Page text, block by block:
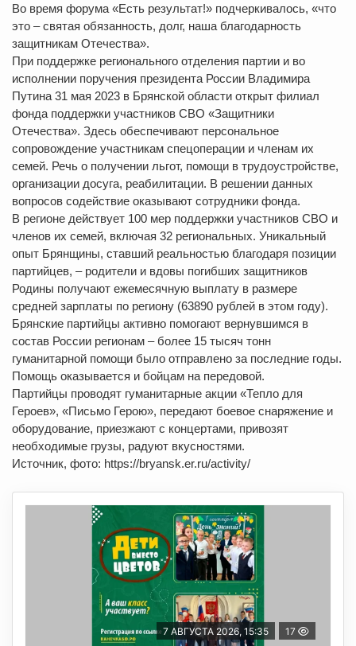
Во время форума «Есть результат!» подчеркивалось, «что
это – святая обязанность, долг, наша благодарность
защитникам Отечества».
При поддержке регионального отделения партии и во
исполнении поручения президента России Владимира
Путина 31 мая 2023 в Брянской области открыт филиал
фонда поддержки участников СВО «Защитники
Отечества». Здесь обеспечивают персональное
сопровождение участникам спецоперации и членам их
семей. Речь о получении льгот, помощи в трудоустройстве,
организации досуга, реабилитации. В решении данных
вопросов содействие оказывают сотрудники фонда.
В регионе действует 100 мер поддержки участников СВО и
членов их семей, включая 32 региональных. Уникальный
опыт Брянщины, ставший реальностью благодаря позиции
партийцев, – родители и вдовы погибших защитников
Родины получают ежемесячную выплату в размере
средней зарплаты по региону (63890 рублей в этом году).
Брянские партийцы активно помогают вернувшимся в
состав России регионам – более 15 тысяч тонн
гуманитарной помощи было отправлено за последние годы.
Помощь оказывается и бойцам на передовой.
Партийцы проводят гуманитарные акции «Тепло для
Героев», «Письмо Герою», передают боевое снаряжение и
оборудование, приезжают с концертами, привозят
необходимые грузы, радуют вкусностями.
Источник, фото: https://bryansk.er.ru/activity/
7 АВГУСТА 2026, 15:35 17